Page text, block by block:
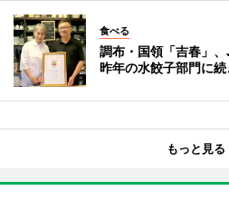
食べる
調布・国領「吉春」
昨年の水餃子部門に続
もっと見る